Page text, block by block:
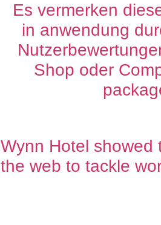
Es vermerken
in anwendung
Shop oder
Wynn Hotel showed
the web to tackle